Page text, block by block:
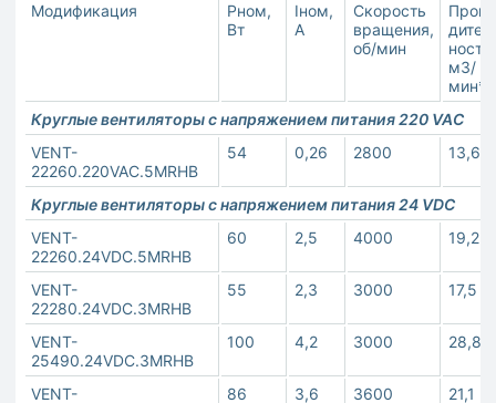
Модификация
Pном,
Вт
Iном,
А
Скорость
вращения,
об/мин
ность,
м3/
мин**
Круглые вентиляторы с напряжением питания 220 VAC
VENT-
22260.220VAC.5MRHB
54 0,26 2800 13,6
Круглые вентиляторы с напряжением питания 24 VDC
VENT-
22260.24VDC.5MRHB
60 2,5 4000 19,2
VENT-
22280.24VDC.3MRHB
55 2,3 3000 17,5
VENT-
25490.24VDC.3MRHB
100 4,2 3000 28,8
VENT- 86 3,6 3600 21,1